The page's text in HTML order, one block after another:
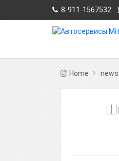
8-911-1567532
Home news